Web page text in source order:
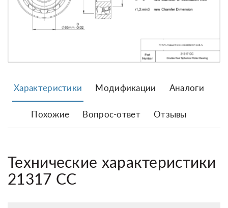
Характеристики Модификации Аналоги
Похожие Вопрос-ответ Отзывы
Технические характеристики
21317 CC